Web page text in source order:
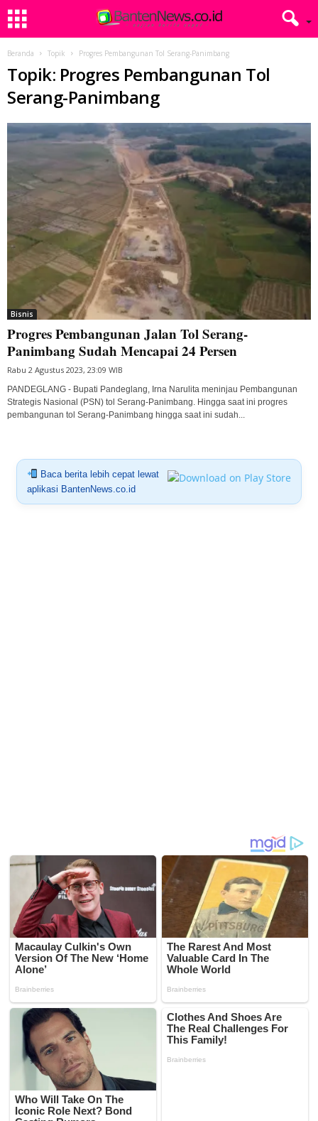
Beranda Topik Progres Pembangunan Tol Serang-Panimbang
Topik: Progres Pembangunan Tol
Serang-Panimbang
Bisnis
Progres Pembangunan Jalan Tol Serang-
Panimbang Sudah Mencapai 24 Persen
Rabu 2 Agustus 2023, 23:09 WIB
PANDEGLANG - Bupati Pandeglang, Irna Narulita meninjau Pembangunan
Strategis Nasional (PSN) tol Serang-Panimbang. Hingga saat ini progres
pembangunan tol Serang-Panimbang hingga saat ini sudah...
Baca berita lebih cepat lewat
aplikasi BantenNews.co.id